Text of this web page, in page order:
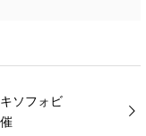
ソフォビ